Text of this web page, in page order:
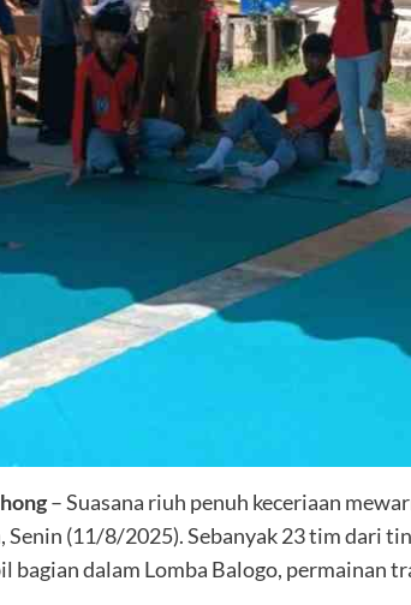
– Suasana riuh penuh keceriaan
(11/8/2025). Sebanyak 23 tim dari
bagian dalam Lomba Balogo, permainan